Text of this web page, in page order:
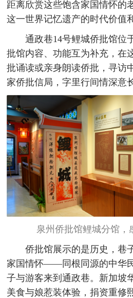
距离欣赏这些饱含家国情怀的
这一世界记忆遗产的时代价值
通政巷14号鲤城侨批馆位
批馆内容、功能互为补充，在
批诵读或亲身朗读侨批，寻访
家侨批信局，字里行间情深意
泉州侨批馆鲤城分馆，
侨批馆展示的是历史，巷
家国情怀——同根同源的中华
子与游客来到通政巷。新加坡
美食与娘惹装体验，捐资重修